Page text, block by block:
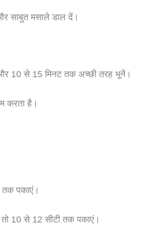
साबुत मसाले डाल दें।
10 से 15 मिनट तक अच्छी तरह भूनें।
करता है।
पकाएं।
10 से 12 सीटी तक पकाएं।